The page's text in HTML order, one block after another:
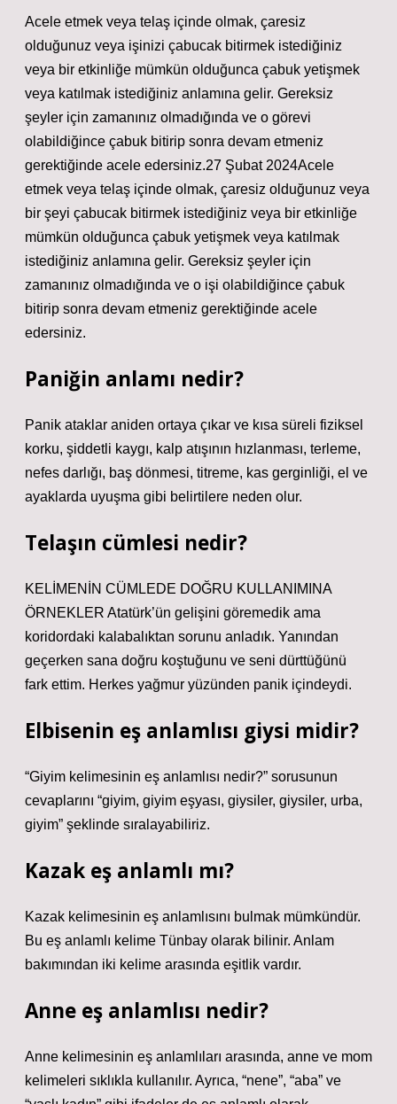
Acele etmek veya telaş içinde olmak, çaresiz
olduğunuz veya işinizi çabucak bitirmek istediğiniz
veya bir etkinliğe mümkün olduğunca çabuk yetişmek
veya katılmak istediğiniz anlamına gelir. Gereksiz
şeyler için zamanınız olmadığında ve o görevi
olabildiğince çabuk bitirip sonra devam etmeniz
gerektiğinde acele edersiniz.27 Şubat 2024Acele
etmek veya telaş içinde olmak, çaresiz olduğunuz veya
bir şeyi çabucak bitirmek istediğiniz veya bir etkinliğe
mümkün olduğunca çabuk yetişmek veya katılmak
istediğiniz anlamına gelir. Gereksiz şeyler için
zamanınız olmadığında ve o işi olabildiğince çabuk
bitirip sonra devam etmeniz gerektiğinde acele
edersiniz.
Paniğin anlamı nedir?
Panik ataklar aniden ortaya çıkar ve kısa süreli fiziksel
korku, şiddetli kaygı, kalp atışının hızlanması, terleme,
nefes darlığı, baş dönmesi, titreme, kas gerginliği, el ve
ayaklarda uyuşma gibi belirtilere neden olur.
Telaşın cümlesi nedir?
KELİMENİN CÜMLEDE DOĞRU KULLANIMINA
ÖRNEKLER Atatürk’ün gelişini göremedik ama
koridordaki kalabalıktan sorunu anladık. Yanından
geçerken sana doğru koştuğunu ve seni dürttüğünü
fark ettim. Herkes yağmur yüzünden panik içindeydi.
Elbisenin eş anlamlısı giysi midir?
“Giyim kelimesinin eş anlamlısı nedir?” sorusunun
cevaplarını “giyim, giyim eşyası, giysiler, giysiler, urba,
giyim” şeklinde sıralayabiliriz.
Kazak eş anlamlı mı?
Kazak kelimesinin eş anlamlısını bulmak mümkündür.
Bu eş anlamlı kelime Tünbay olarak bilinir. Anlam
bakımından iki kelime arasında eşitlik vardır.
Anne eş anlamlısı nedir?
Anne kelimesinin eş anlamlıları arasında, anne ve mom
kelimeleri sıklıkla kullanılır. Ayrıca, “nene”, “aba” ve